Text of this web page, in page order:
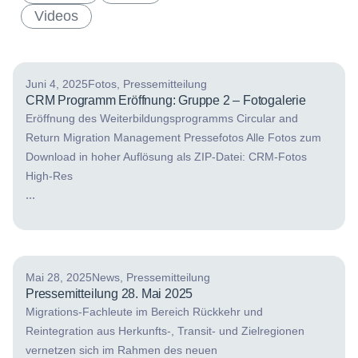
Videos
Juni 4, 2025Fotos Pressemitteilung
CRM Programm Eröffnung: Gruppe 2 – Fotogalerie
Eröffnung des Weiterbildungsprogramms Circular and
Return Migration Management Pressefotos Alle Fotos zum
Download in hoher Auflösung als ZIP-Datei: CRM-Fotos
High-Res
...
Mai 28, 2025News Pressemitteilung
Pressemitteilung 28. Mai 2025
Migrations-Fachleute im Bereich Rückkehr und
Reintegration aus Herkunfts-, Transit- und Zielregionen
vernetzen sich im Rahmen des neuen